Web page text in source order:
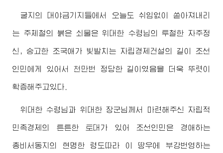
굴지의 대야금기지들에서 오늘도 쉬임없이 쏟아져내리
는 주체철의 붉은 쇠물은위대한 수령님 의 투철한 자주정
신, 숭고한 조국애가 빛발치는 자립경제건설의 길이 조선
인민에게 있어서 천만번 정당한 길이였음을 더욱 뚜렷이
확증해주고있다.
위대한 수령님 과 위대한 장군님께서 마련해주신 자립적
민족경제의 튼튼한 토대가 있어 조선인민은 경애하는
총비서동지 의 현명한 령도따라 이 땅우에 부강번영하는